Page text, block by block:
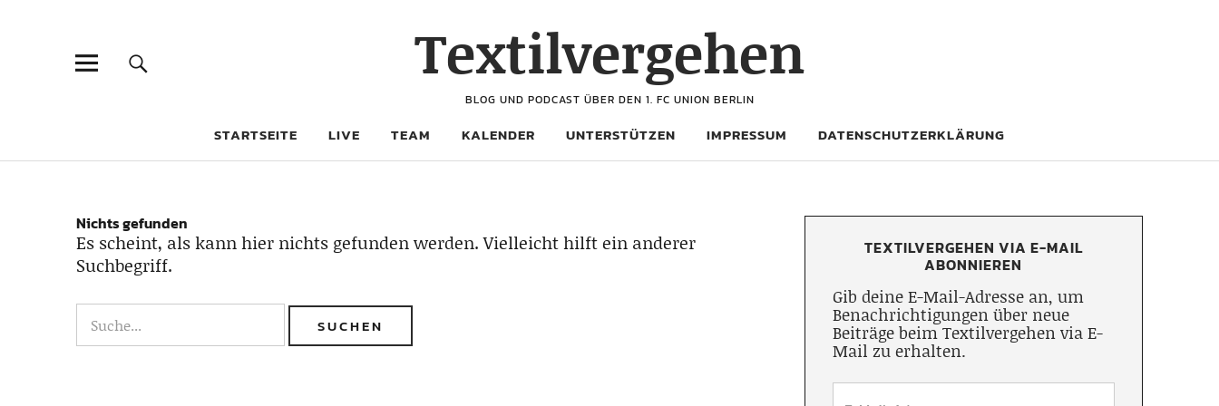
Textilvergehen
BLOG UND PODCAST ÜBER DEN 1. FC UNION BERLIN
STARTSEITE LIVE TEAM KALENDER UNTERSTÜTZEN IMPRESSUM DATENSCHUTZERKLÄRUNG
Nichts gefunden
Es scheint, als kann hier nichts gefunden werden. Vielleicht hilft ein anderer
Suchbegriff.
TEXTILVERGEHEN VIA E-MAIL
ABONNIEREN
Gib deine E-Mail-Adresse an, um
Benachrichtigungen über neue
Beiträge beim Textilvergehen via E-
Mail zu erhalten.